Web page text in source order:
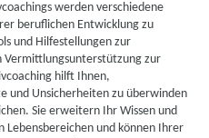
werden verschiedene
beruflichen Entwicklung zu
und Hilfestellungen zur
Vermittlungsunterstützung zur
hilft Ihnen,
und Unsicherheiten zu überwinden
Sie erweitern Ihr Wissen und
Lebensbereichen und können Ihrer